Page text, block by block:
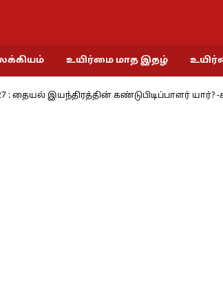
உயிர்மை மாத இதழ்
இயந்திரத்தின் கண்டுபிடிப்பாளர் யார்? -